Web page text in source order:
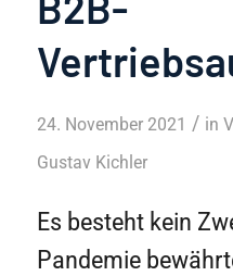
24. November 2021 / in
Gustav Kichler
Es besteht kein
Pandemie